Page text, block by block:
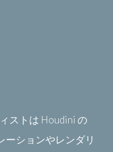
ストは Houdini の
ーションやレンダリ